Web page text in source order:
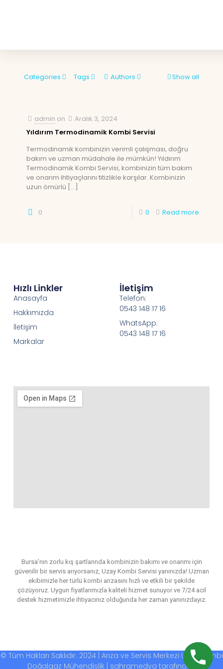
Categories Tags Authors Show all
admin on
Aralık 3, 2024
Yıldırım Termodinamik Kombi Servisi
Termodinamik kombinizin verimli çalışması, doğru
bakım ve uzman müdahale ile mümkün! Yıldırım
Termodinamik Kombi Servisi, kombinizin tüm bakım
ve onarım ihtiyaçlarını titizlikle karşılar. Kombinizin
uzun ömürlü […]
0 0 Read more
Bursa’nın zorlu kış şartlarında kombinizin bakımı ve onarımı için
güvenilir bir servis arıyorsanız, Uzay Kombi Servisi yanınızda! Uzman
ekibimizle her türlü kombi arızasını hızlı ve etkili bir şekilde
çözüyoruz. Uygun fiyatlarımızla kaliteli hizmet sunuyor ve 7/24 acil
destek hizmetimizle ihtiyacınız olduğunda her zaman yanınızdayız.
Hızlı Linkler
Anasayfa
Hakkımızda
İletişim
Markalar
İletişim
Telefon:
0543 148 17 16
WhatsApp:
0543 148 17 16
© Tüm Hakları Saklıdır. 2024 | Arıza ve Servis Merkezi Uzay Kombi
Doğalgaz Mühendislik | sahramedya tarafından